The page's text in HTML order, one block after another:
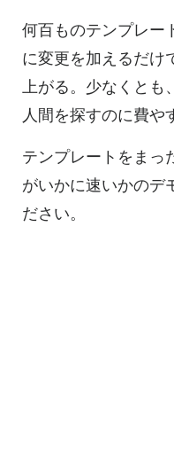
何百ものテンプレー
に変更を加えるだけ
上がる。少なくと
人間を探すのに費や
テンプレートをまっ
がいかに速いかのデ
ださい。